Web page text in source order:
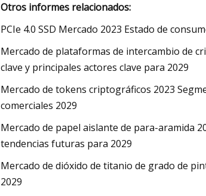
Otros informes relacionados:
PCIe 4.0 SSD Mercado 2023 Estado de
Mercado de plataformas de intercambio de
clave y principales actores clave para 2029
Mercado de tokens criptográficos 2023
comerciales 2029
Mercado de papel aislante de para-aramida
tendencias futuras para 2029
Mercado de dióxido de titanio de grado de
2029